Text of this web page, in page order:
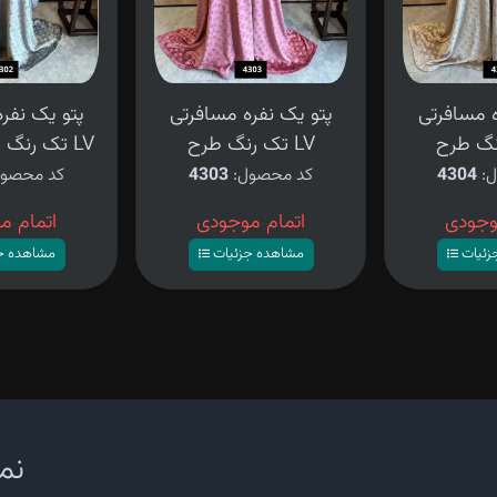
پتو یک
تک رنگ طوسی طرح LV
کد
اتمام
مشاهده
پتو یک نفره مسافرتی
تک رنگ طرح LV
کد محصول: 4303
اتمام موجودی
مشاهده جزئیات
مسافرتی
4304